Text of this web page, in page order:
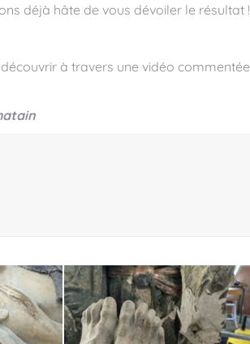
déjà hâte de vous dévoiler le résultat !
à travers une vidéo commentée